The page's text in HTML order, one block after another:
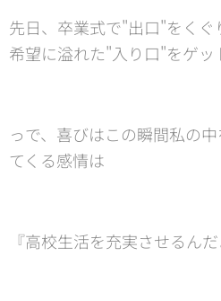
先日、卒業式で"出口"をく
希望に溢れた"入り口"をゲッ
っで、喜びはこの瞬間私の
てくる感情は
『高校生活を充実させるんだ